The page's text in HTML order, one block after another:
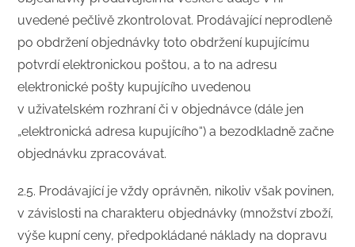
uvedené pečlivě zkontrolovat. Prodávající neprodleně
po obdržení objednávky toto obdržení kupujícímu
potvrdí elektronickou poštou, a to na adresu
elektronické pošty kupujícího uvedenou
v uživatelském rozhraní či v objednávce (dále jen
„elektronická adresa kupujícího“) a bezodkladně začne
objednávku zpracovávat.
2.5. Prodávající je vždy oprávněn, nikoliv však povinen,
v závislosti na charakteru objednávky (množství zboží,
výše kupní ceny, předpokládané náklady na dopravu